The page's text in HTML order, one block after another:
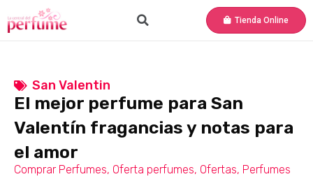
Tienda Online
San Valentin
El mejor perfume para San
Valentín fragancias y notas para
el amor
Comprar Perfumes, Oferta perfumes, Ofertas, Perfumes